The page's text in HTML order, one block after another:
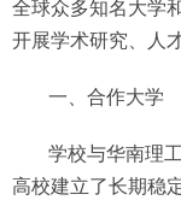
全球众多知名大学
开展学术研究、人
一、合作大学
学校与华南理
高校建立了长期稳